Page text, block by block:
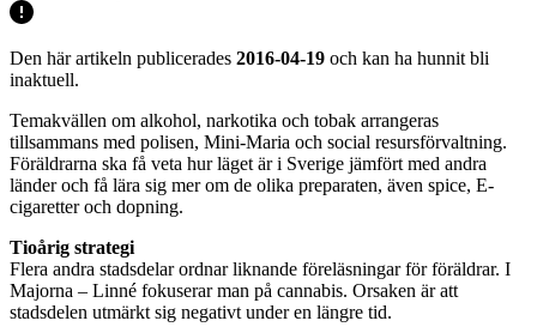
Den här artikeln publicerades 2016-04-19 och kan ha hunnit bli
inaktuell.
Temakvällen om alkohol, narkotika och tobak arrangeras
tillsammans med polisen, Mini-Maria och social resursförvaltning.
Föräldrarna ska få veta hur läget är i Sverige jämfört med andra
länder och få lära sig mer om de olika preparaten, även spice, E-
cigaretter och dopning.
Tioårig strategi
Flera andra stadsdelar ordnar liknande föreläsningar för föräldrar. I
Majorna – Linné fokuserar man på cannabis. Orsaken är att
stadsdelen utmärkt sig negativt under en längre tid.